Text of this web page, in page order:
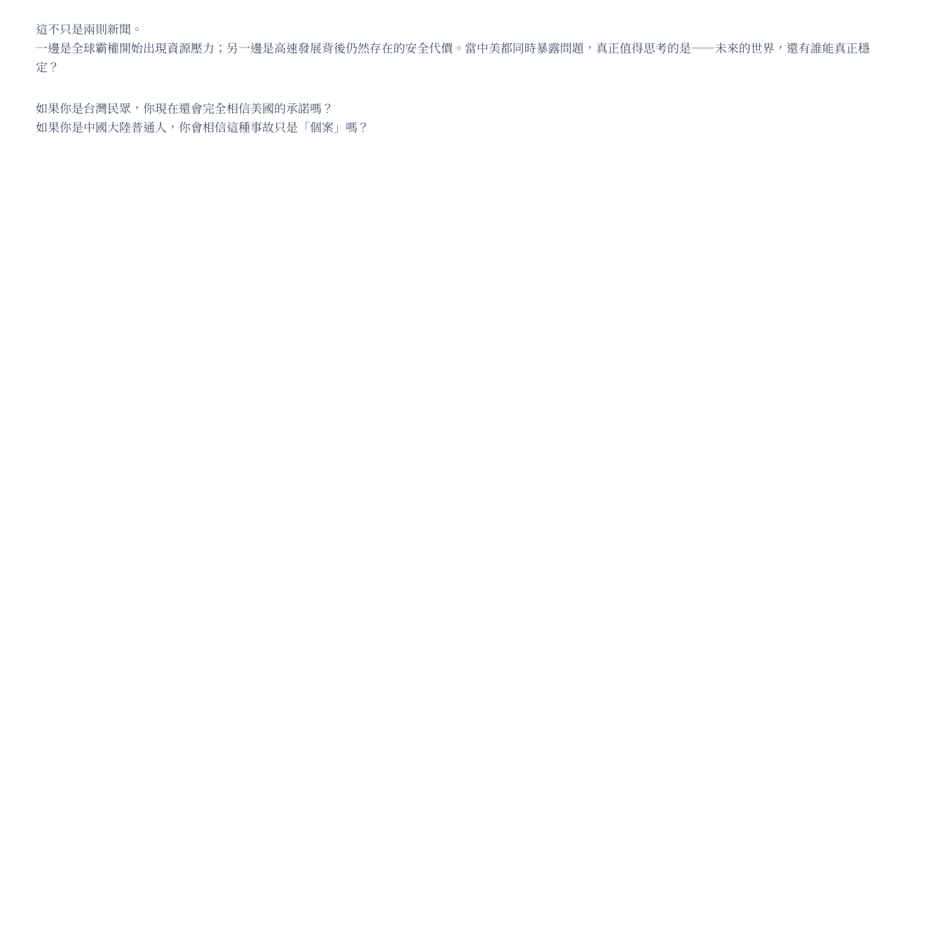
這不只是兩則新聞。
一邊是全球霸權開始出現資源壓力；另一邊是高速發展背後仍然存在的安全代價。當中美都同時暴露問題，真正值得思考的是——未來的世界，還有誰能真正穩
定？
如果你是台灣民眾，你現在還會完全相信美國的承諾嗎？
如果你是中國大陸普通人，你會相信這種事故只是「個案」嗎？